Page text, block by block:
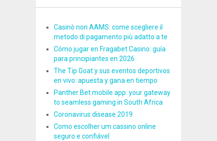
Casinò non AAMS: come scegliere il
metodo di pagamento più adatto a te
Cómo jugar en Fragabet Casino: guía
para principiantes en 2026
The Tip Goat y sus eventos deportivos
en vivo: apuesta y gana en tiempo
Panther Bet mobile app: your gateway
to seamless gaming in South Africa
Coronavirus disease 2019
Como escolher um cassino online
seguro e confiável